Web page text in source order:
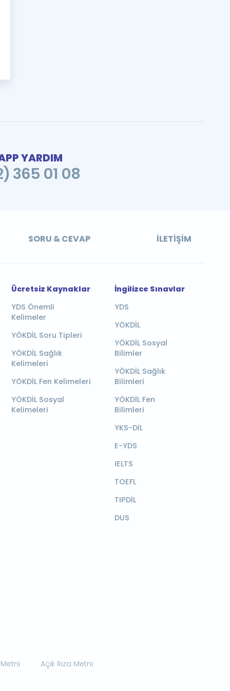
YARDIM
365 01 08
SORU & CEVAP İLETIŞIM
Ücretsiz Kaynaklar
YDS Önemli
Kelimeler
YÖKDİL Soru Tipleri
YÖKDİL Sağlık
Kelimeleri
YÖKDİL Fen Kelimeleri
YÖKDİL Sosyal
Kelimeleri
İngilizce Sınavlar
YDS
YÖKDİL
YÖKDİL Sosyal
Bilimler
YÖKDİL Sağlık
Bilimleri
YÖKDİL Fen
Bilimleri
YKS-DİL
E-YDS
IELTS
TOEFL
TIPDİL
DUS
Açık Rıza Metni